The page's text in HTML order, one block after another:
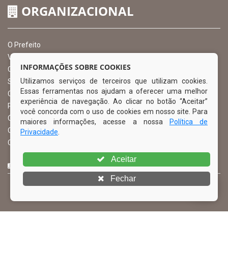
ORGANIZACIONAL
O Prefeito
Vice Prefeito
Ouvidoria Municipal
Serviço de Informação ao Cidadão – SIC
Chefe de Gabinete
Procuradoria Geral
Órgão de Controle Interno
Organograma
Comissão Permanente de Licitação – CPL
CURTA NOSSA FAN PAGE
INFORMAÇÕES SOBRE COOKIES
Utilizamos serviços de terceiros que utilizam cookies.
Essas ferramentas nos ajudam a oferecer uma melhor
experiência de navegação. Ao clicar no botão “Aceitar”
você concorda com o uso de cookies em nosso site. Para
maiores informações, acesse a nossa
Política de
Privacidade
Aceitar
Fechar